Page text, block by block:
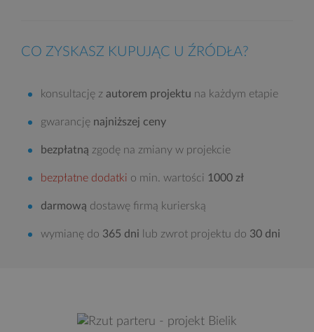
CO ZYSKASZ KUPUJĄC U ŹRÓDŁA?
konsultację z autorem projektu na każdym etapie
gwarancję najniższej ceny
bezpłatną zgodę na zmiany w projekcie
bezpłatne dodatki o min. wartości 1000 zł
darmową dostawę firmą kurierską
wymianę do 365 dni lub zwrot projektu do 30 dni